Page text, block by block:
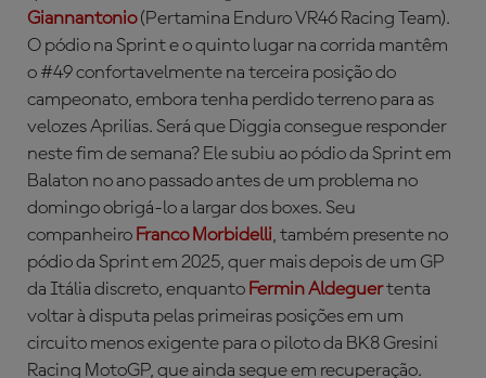
Giannantonio(Pertamina Enduro VR46 Racing Team).
O pódio na Sprint e o quinto lugar na corrida mantêm
o #49 confortavelmente na terceira posição do
campeonato, embora tenha perdido terreno para as
velozes Aprilias. Será que Diggia consegue responder
neste fim de semana? Ele subiu ao pódio da Sprint em
Balaton no ano passado antes de um problema no
domingo obrigá-lo a largar dos boxes. Seu
companheiro Franco Morbidelli, também presente no
pódio da Sprint em 2025, quer mais depois de um GP
da Itália discreto, enquanto Fermin Aldeguertenta
voltar à disputa pelas primeiras posições em um
circuito menos exigente para o piloto da BK8 Gresini
Racing MotoGP, que ainda segue em recuperação.